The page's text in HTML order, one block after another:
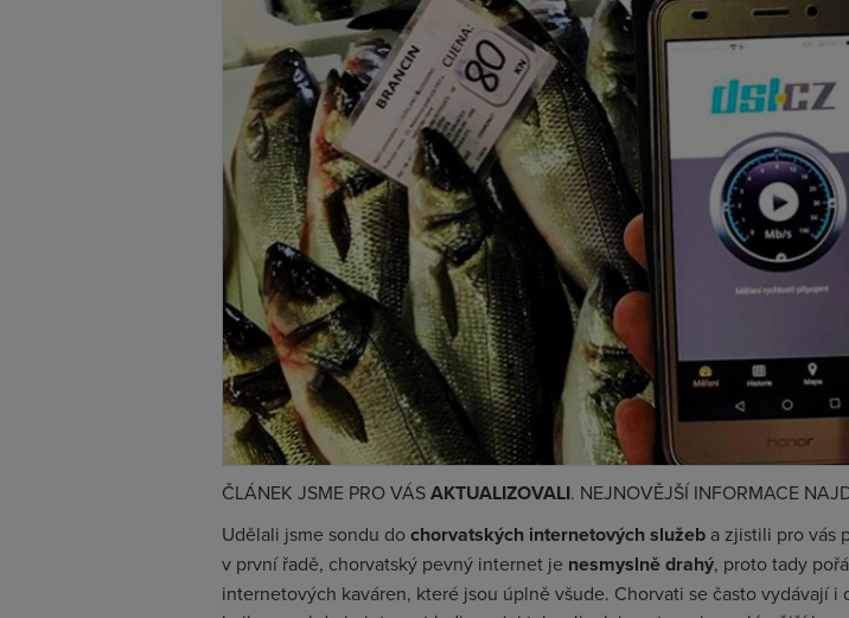
ČLÁNEK JSME PRO VÁSAKTUALIZOVALI. NEJNOVĚJŠÍ INFORMACE
Udělali jsme sondu dochorvatských internetových služeb a zjistili pro vás
v první řadě, chorvatský pevný internet je nesmyslně drahý, proto tady
internetových kaváren, které jsou úplně všude. Chorvati se často vydávají i